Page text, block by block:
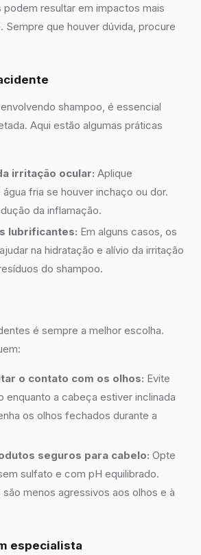
resultar em impactos mais
Sempre que houver dúvida, procure
shampoo, é essencial
Aqui estão algumas práticas
irritação ocular: Aplique
fria se houver inchaço ou dor.
da inflamação.
lubrificantes: Em alguns casos, os
na hidratação e alívio da irritação
do shampoo.
é sempre a melhor escolha.
o contato com os olhos: Evite
enquanto a cabeça estiver inclinada
os olhos fechados durante a
seguros para cabelo: Opte
sulfato e com pH equilibrado.
menos agressivos aos olhos e à
especialista